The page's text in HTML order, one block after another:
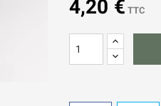
4,20 € TTC